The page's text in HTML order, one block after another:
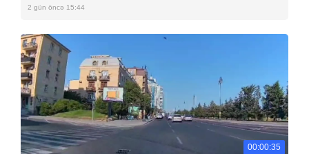
2 gün öncə 15:44
00:00:35